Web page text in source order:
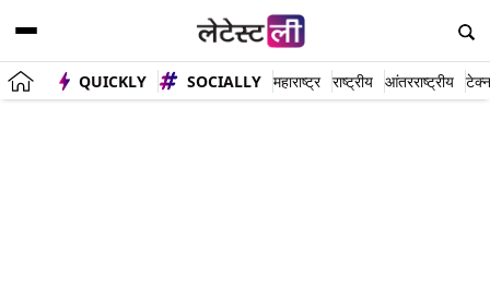
QUICKLY SOCIALLY महाराष्ट्र राष्ट्रीय आंतरराष्ट्रीय